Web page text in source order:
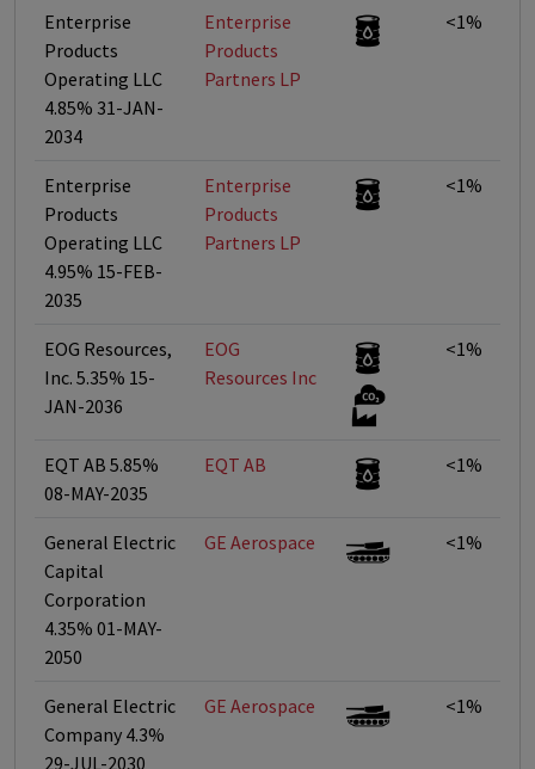
Enterprise
Products
Operating LLC
4.85% 31-JAN-
2034
Enterprise
Products
Partners LP
<1%
Enterprise
Products
Operating LLC
4.95% 15-FEB-
2035
Enterprise
Products
Partners LP
<1%
EOG Resources,
Inc. 5.35% 15-
JAN-2036
EOG
Resources Inc
<1%
EQT AB 5.85%
08-MAY-2035
EQT AB <1%
General Electric
Capital
Corporation
4.35% 01-MAY-
2050
GE Aerospace <1%
General Electric
Company 4.3%
29-JUL-2030
GE Aerospace <1%